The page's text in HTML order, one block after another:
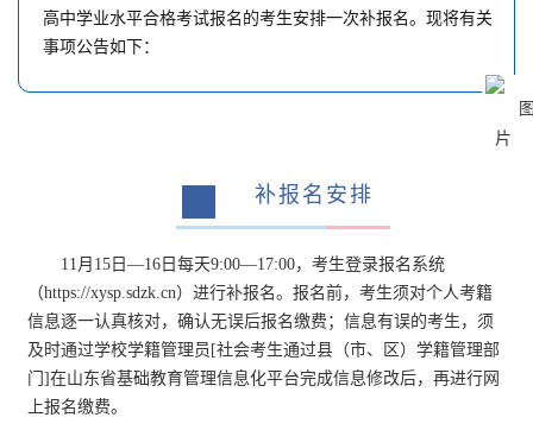
专业技能
视频课程
真题下载
高考
综合评价 单独招生
夏季高考
春季高考
高中学业水平合格考试报名的考生安排一次补报名。现将有关
事项公告如下：
补报名安排
11月15日—16日每天9:00—17:00，考生登录报名系统
（https://xysp.sdzk.cn）进行补报名。报名前，考生须对个人考籍
信息逐一认真核对，确认无误后报名缴费；信息有误的考生，须
及时通过学校学籍管理员[社会考生通过县（市、区）学籍管理部
门]在山东省基础教育管理信息化平台完成信息修改后，再进行网
上报名缴费。